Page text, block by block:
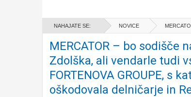
NAHAJATE SE: NOVICE
MERCATOR – bo
Zdolška, ali vendarle tudi
FORTENOVA GROUPE, s
oškodovala delničarje in